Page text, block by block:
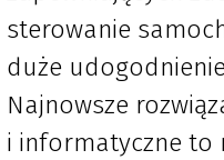
sterowanie
duże
Najnowsze
i informatyczne to